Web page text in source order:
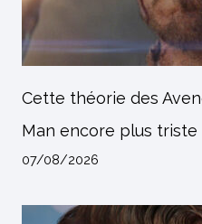
Cette théorie des
Man encore plus triste
07/08/2026